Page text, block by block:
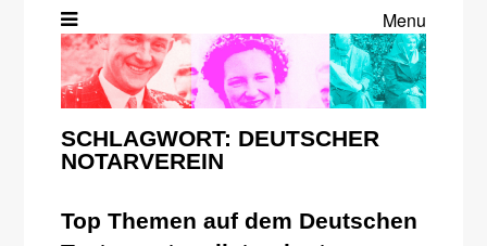
Menu
SCHLAGWORT: DEUTSCHER
NOTARVEREIN
Top Themen auf dem Deutschen